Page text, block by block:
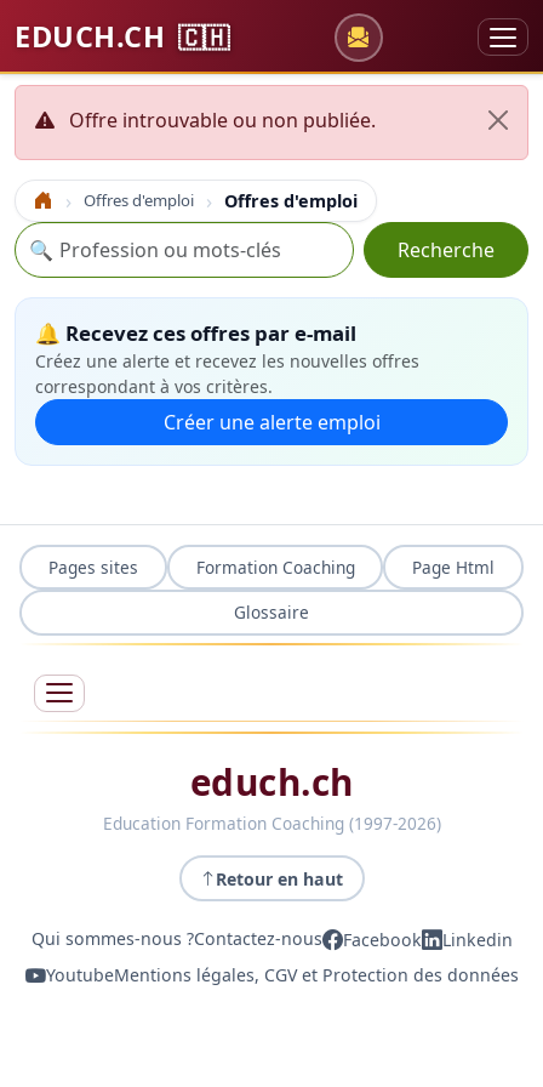
EDUCH.CH 🇨🇭
Offre introuvable ou non publiée.
Accueil Offres d'emploi Offres d'emploi
Recherche
🔍 Recherche
🔔 Recevez ces offres par e-mail
Créez une alerte et recevez les nouvelles offres
correspondant à vos critères.
Créer une alerte emploi
Pages sites Formation Coaching
Page Html
Glossaire
educh.ch
Education Formation Coaching (1997-2026)
Retour en haut
Qui sommes-nous ?Contactez-nous Facebook
Linkedin
YoutubeMentions légales, CGV et Protection des données